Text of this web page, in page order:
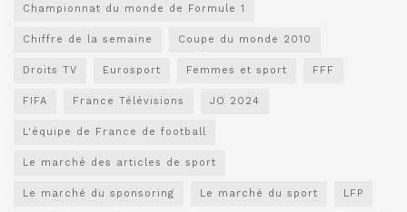
Championnat du monde de Formule 1
Chiffre de la semaine Coupe du monde 2010
Droits TV Eurosport Femmes et sport FFF
FIFA France Télévisions JO 2024
L'équipe de France de football
Le marché des articles de sport
Le marché du sponsoring Le marché du sport LFP